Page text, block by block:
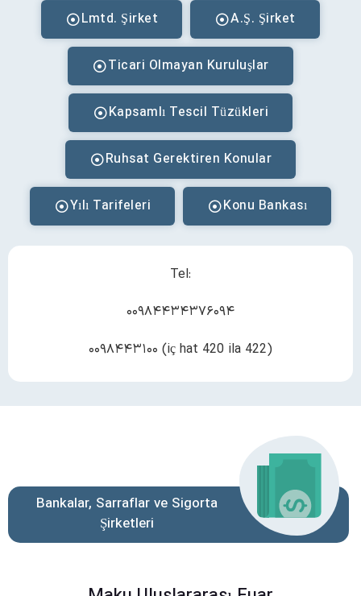
Lmtd. Şirket A.Ş. Şirket
Ticari Olmayan Kuruluşlar
Kapsamlı Tescil Tüzükleri
Ruhsat Gerektiren Konular
Yılı Tarifeleri Konu Bankası
Tel:
۰۰۹۸۴۴۳۴۳۷۶۰۹۴
۰۰۹۸۴۴۳۱۰۰ (iç hat 420 ila 422)
Bankalar, Sarraflar ve Sigorta
Şirketleri